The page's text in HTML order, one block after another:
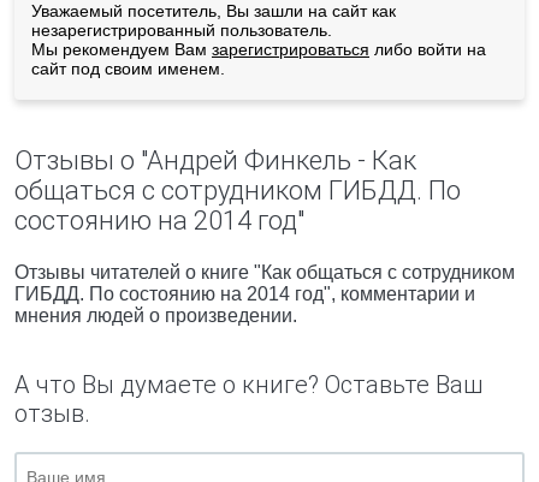
Уважаемый посетитель, Вы зашли на сайт как
незарегистрированный пользователь.
Мы рекомендуем Вам зарегистрироваться либо войти на
сайт под своим именем.
Отзывы о "Андрей Финкель - Как
общаться с сотрудником ГИБДД. По
состоянию на 2014 год"
Отзывы читателей о книге "Как общаться с сотрудником
ГИБДД. По состоянию на 2014 год", комментарии и
мнения людей о произведении.
А что Вы думаете о книге? Оставьте Ваш
отзыв.